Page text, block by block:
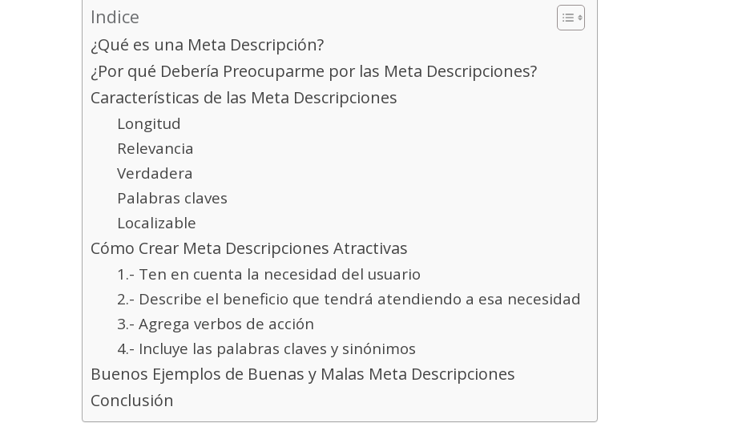
Indice
¿Qué es una Meta Descripción?
¿Por qué Debería Preocuparme por las Meta Descripciones?
Características de las Meta Descripciones
Longitud
Relevancia
Verdadera
Palabras claves
Localizable
Cómo Crear Meta Descripciones Atractivas
1.- Ten en cuenta la necesidad del usuario
2.- Describe el beneficio que tendrá atendiendo a esa necesidad
3.- Agrega verbos de acción
4.- Incluye las palabras claves y sinónimos
Buenos Ejemplos de Buenas y Malas Meta Descripciones
Conclusión